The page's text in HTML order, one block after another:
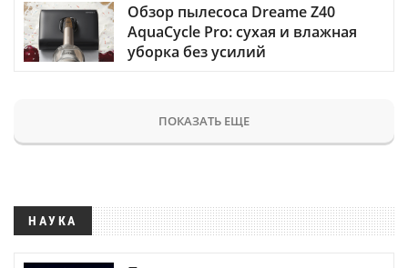
Обзор пылесоса Dreame Z40
AquaCycle Pro: сухая и влажная
уборка без усилий
ПОКАЗАТЬ ЕЩЕ
НАУКА